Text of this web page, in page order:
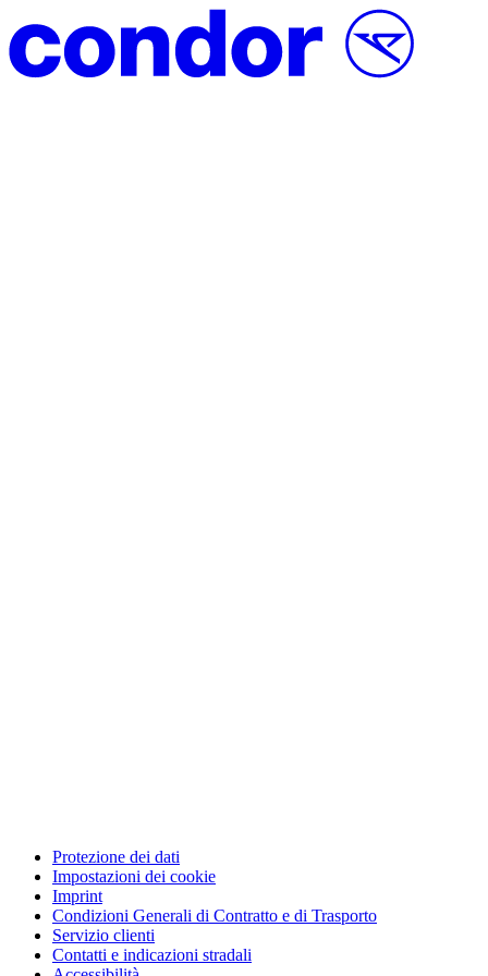
Protezione dei dati
Impostazioni dei cookie
Imprint
Condizioni Generali di Contratto e di Trasporto
Servizio clienti
Contatti e indicazioni stradali